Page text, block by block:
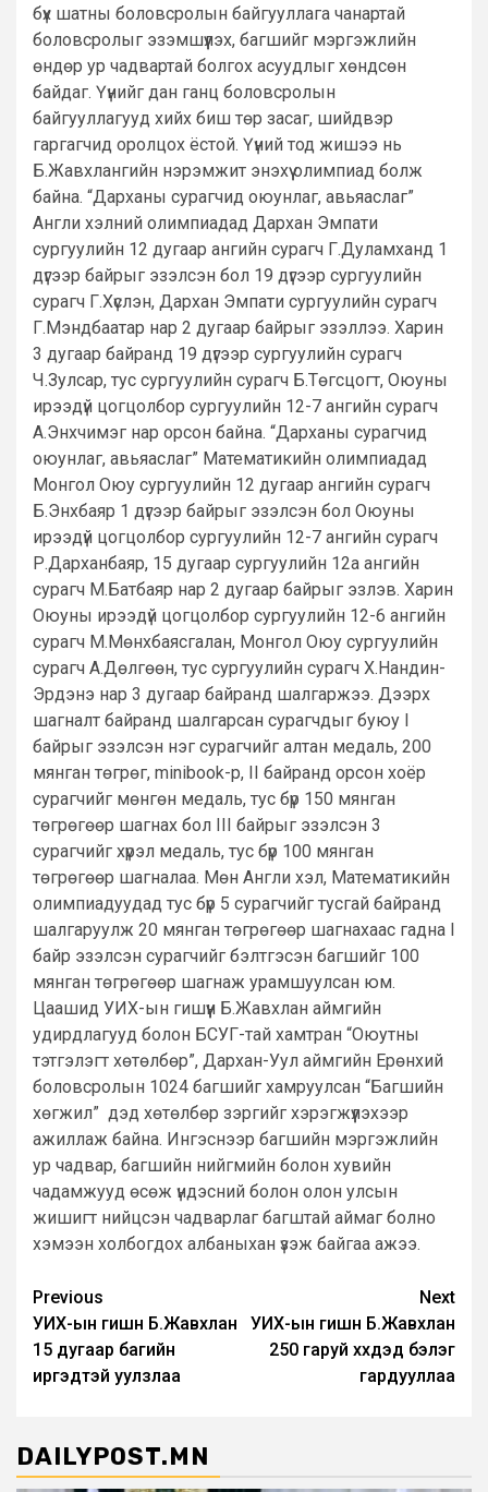
бүх шатны боловсролын байгууллага чанартай
боловсролыг эзэмшүүлэх, багшийг мэргэжлийн
өндөр ур чадвартай болгох асуудлыг хөндсөн
байдаг. Үүнийг дан ганц боловсролын
байгууллагууд хийх биш төр засаг, шийдвэр
гаргагчид оролцох ёстой. Үүний тод жишээ нь
Б.Жавхлангийн нэрэмжит энэхүү олимпиад болж
байна. “Дарханы сурагчид оюунлаг, авьяаслаг”
Англи хэлний олимпиадад Дархан Эмпати
сургуулийн 12 дугаар ангийн сурагч Г.Дуламханд 1
дүгээр байрыг эзэлсэн бол 19 дүгээр сургуулийн
сурагч Г.Хүслэн, Дархан Эмпати сургуулийн сурагч
Г.Мэндбаатар нар 2 дугаар байрыг эзэллээ. Харин
3 дугаар байранд 19 дүгээр сургуулийн сурагч
Ч.Зулсар, тус сургуулийн сурагч Б.Төгсцогт, Оюуны
ирээдүй цогцолбор сургуулийн 12-7 ангийн сурагч
А.Энхчимэг нар орсон байна. “Дарханы сурагчид
оюунлаг, авьяаслаг” Математикийн олимпиадад
Монгол Оюу сургуулийн 12 дугаар ангийн сурагч
Б.Энхбаяр 1 дүгээр байрыг эзэлсэн бол Оюуны
ирээдүй цогцолбор сургуулийн 12-7 ангийн сурагч
Р.Дарханбаяр, 15 дугаар сургуулийн 12а ангийн
сурагч М.Батбаяр нар 2 дугаар байрыг эзлэв. Харин
Оюуны ирээдүй цогцолбор сургуулийн 12-6 ангийн
сурагч М.Мөнхбаясгалан, Монгол Оюу сургуулийн
сурагч А.Дөлгөөн, тус сургуулийн сурагч Х.Нандин-
Эрдэнэ нар 3 дугаар байранд шалгаржээ. Дээрх
шагналт байранд шалгарсан сурагчдыг буюу I
байрыг эзэлсэн нэг сурагчийг алтан медаль, 200
мянган төгрөг, minibook-р, II байранд орсон хоёр
сурагчийг мөнгөн медаль, тус бүр 150 мянган
төгрөгөөр шагнах бол III байрыг эзэлсэн 3
сурагчийг хүрэл медаль, тус бүр 100 мянган
төгрөгөөр шагналаа. Мөн Англи хэл, Математикийн
олимпиадуудад тус бүр 5 сурагчийг тусгай байранд
шалгаруулж 20 мянган төгрөгөөр шагнахаас гадна I
байр эзэлсэн сурагчийг бэлтгэсэн багшийг 100
мянган төгрөгөөр шагнаж урамшуулсан юм.
Цаашид УИХ-ын гишүүн Б.Жавхлан аймгийн
удирдлагууд болон БСУГ-тай хамтран “Оюутны
тэтгэлэгт хөтөлбөр”, Дархан-Уул аймгийн Ерөнхий
боловсролын 1024 багшийг хамруулсан “Багшийн
хөгжил” дэд хөтөлбөр зэргийг хэрэгжүүлэхээр
ажиллаж байна. Ингэснээр багшийн мэргэжлийн
ур чадвар, багшийн нийгмийн болон хувийн
чадамжууд өсөж үндэсний болон олон улсын
жишигт нийцсэн чадварлаг багштай аймаг болно
хэмээн холбогдох албаныхан үзэж байгаа ажээ.
Post
navigation
Previous
УИХ-ын гишүүн Б.Жавхлан
15 дугаар багийн
иргэдтэй уулзлаа
Next
УИХ-ын гишүүн Б.Жавхлан
250 гаруй хүүхдэд бэлэг
гардууллаа
DAILYPOST.MN